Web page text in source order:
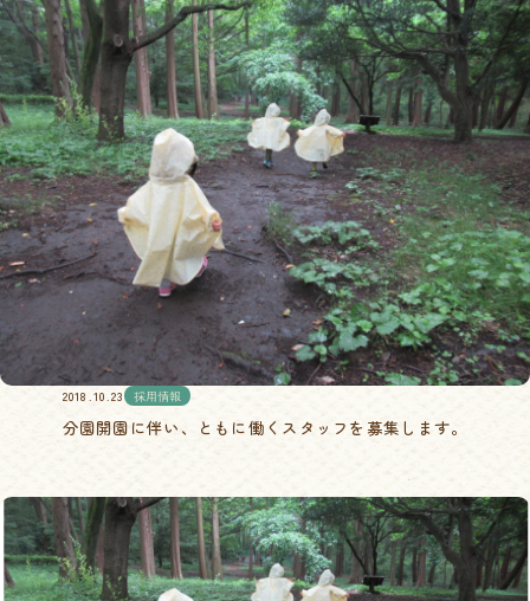
2018.10.23 採用情報
分園開園に伴い、ともに働くスタッフを募集します。